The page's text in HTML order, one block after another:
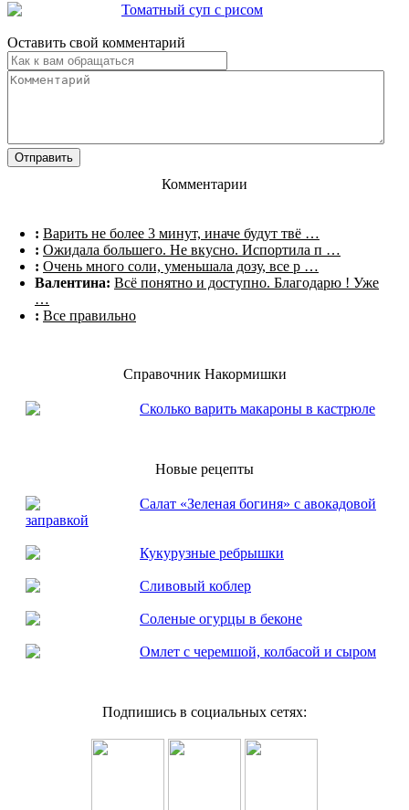
Томатный суп с рисом
Оставить свой комментарий
Комментарии
: Варить не более 3 минут, иначе будут твё …
: Ожидала большего. Не вкусно. Испортила п …
: Очень много соли, уменьшала дозу, все р …
Валентина: Всё понятно и доступно. Благодарю ! Уже
…
: Все правильно
Справочник Накормишки
Сколько варить макароны в кастрюле
Новые рецепты
Салат «Зеленая богиня» с авокадовой
заправкой
Кукурузные ребрышки
Сливовый коблер
Соленые огурцы в беконе
Омлет с черемшой, колбасой и сыром
Подпишись в социальных сетях: